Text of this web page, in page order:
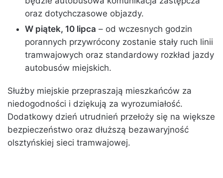
oraz dotychczasowe objazdy.
W piątek, 10 lipca – od wczesnych godzin
porannych przywrócony zostanie stały ruch linii
tramwajowych oraz standardowy rozkład jazdy
autobusów miejskich.
Służby miejskie przepraszają mieszkańców za
niedogodności i dziękują za wyrozumiałość.
Dodatkowy dzień utrudnień przełoży się na większe
bezpieczeństwo oraz dłuższą bezawaryjność
olsztyńskiej sieci tramwajowej.